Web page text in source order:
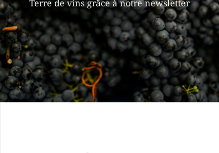
Terre de vins grâce à notre newsletter